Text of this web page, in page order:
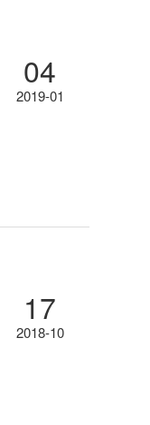
04
2019-01
17
2018-10